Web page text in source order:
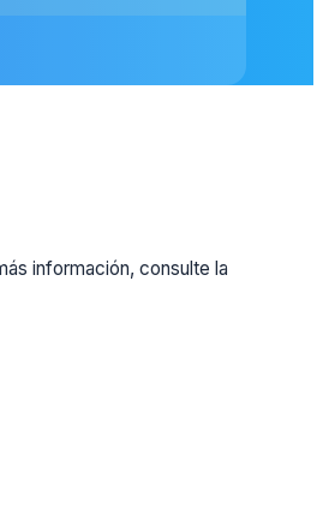
información, consulte la